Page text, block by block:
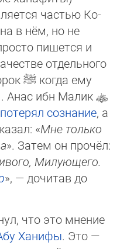
частью Ко­
в нём, но не
пишется и
от­дель­ного
ﷺ когда ему
. Анас ибн Малик
по­те­рял со­зна­ние, а
«Мне только
». Затем он прочёл:
Ми­лую­щего.
», — дочитав до
что это мнение
Ханифы. Это —